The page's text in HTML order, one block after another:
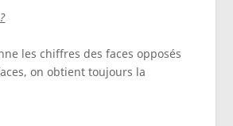
les chiffres des faces opposés
on obtient toujours la